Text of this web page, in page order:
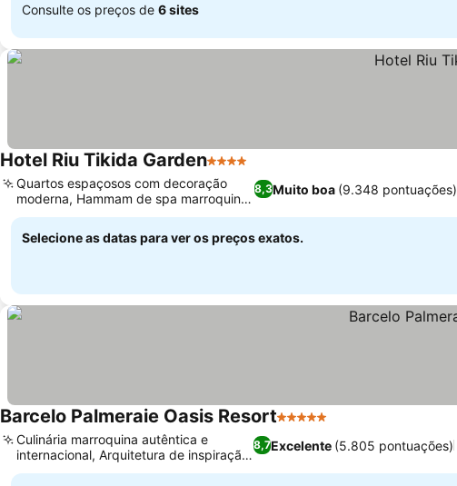
Consulte os preços de 6 sites
Hotel Riu Tikida Garden4 Estrelas
8,3Muito boa (9.348 pontuações)
Quartos espaçosos com decoração
moderna, Hammam de spa marroquino
autêntico
Selecione as datas para ver os preços exatos.
Barcelo Palmeraie Oasis Resort5 Estrelas
8,7Excelente (5.805 pontuações)
Culinária marroquina autêntica e
internacional, Arquitetura de inspiração
marroquina